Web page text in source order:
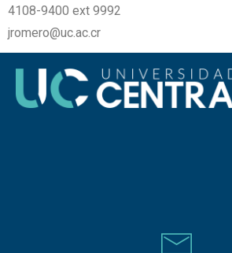
4108-9400 ext 9992
jromero@uc.ac.cr